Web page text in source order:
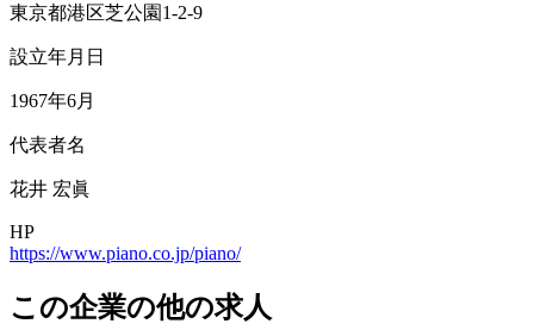
東京都港区芝公園1-2-9
設立年月日
1967年6月
代表者名
花井 宏眞
HP
https://www.piano.co.jp/piano/
この企業の他の求人